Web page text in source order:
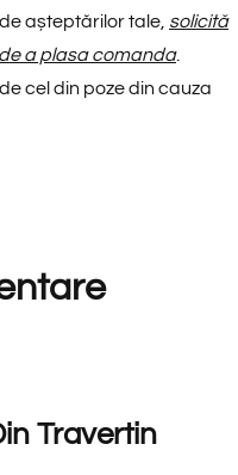
așteptărilor tale, solicită
a plasa comanda.
cel din poze din cauza
Travertin